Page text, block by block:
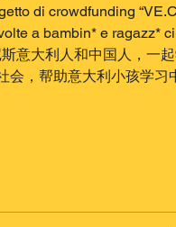
di crowdfunding
a bambin* e ragazz*
意大利人和中国人，一
会，帮助意大利小孩学习